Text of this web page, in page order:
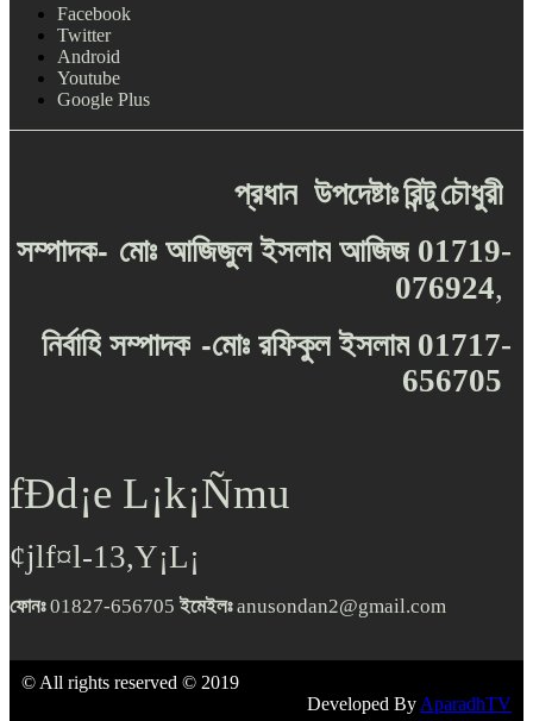
Facebook
Twitter
Android
Youtube
Google Plus
প্রধান উপদেষ্টাঃরিন্টুচৌধুরী
সম্পাদক- মোঃ আজিজুল ইসলাম আজিজ 01719-
076924,
নির্বাহি সম্পাদক -মোঃ রফিকুল ইসলাম 01717-
656705
fÐd¡e L¡k¡Ñmu
¢jlf¤l-13,Y¡L¡
ফোনঃ01827-656705ইমেইলঃanusondan2@gmail.com
© All rights reserved © 2019
Developed By AparadhTV